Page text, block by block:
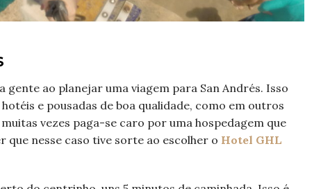
gente ao planejar uma viagem para San Andrés. Isso
e pousadas de boa qualidade, como em outros
vezes paga-se caro por uma hospedagem que
que nesse caso tive sorte ao escolher o Hotel GHL